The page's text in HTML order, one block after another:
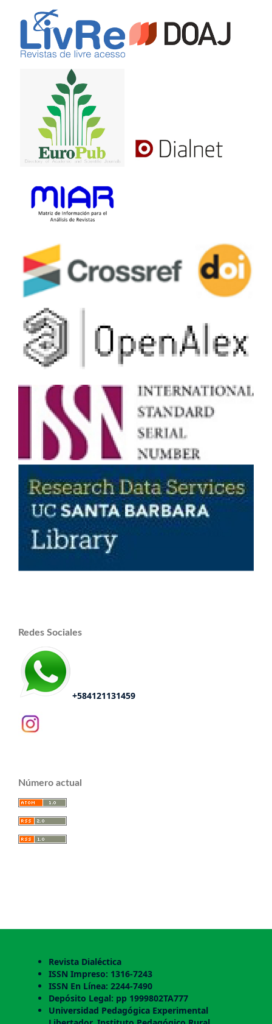
Redes Sociales
+584121131459
Número actual
Revista Dialéctica
ISSN Impreso: 1316-7243
ISSN En Línea: 2244-7490
Depósito Legal: pp 1999802TA777
Universidad Pedagógica Experimental